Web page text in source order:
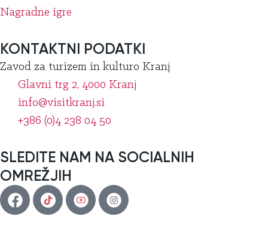
Nagradne igre
KONTAKTNI PODATKI
Zavod za turizem in kulturo Kranj
Glavni trg 2, 4000 Kranj
info@visitkranj.si
+386 (0)4 238 04 50
SLEDITE NAM NA SOCIALNIH
OMREŽJIH